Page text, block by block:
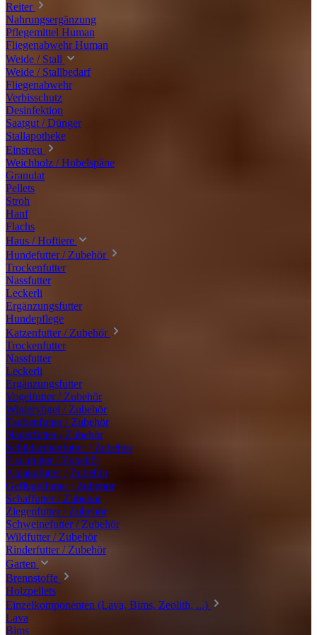
Reiter
Nahrungsergänzung
Pflegemittel Human
Fliegenabwehr Human
Weide / Stall
Weide / Stallbedarf
Fliegenabwehr
Verbisschutz
Desinfektion
Saatgut / Dünger
Stallapotheke
Einstreu
Weichholz / Hobelspäne
Granulat
Pellets
Stroh
Hanf
Flachs
Haus / Hoftiere
Hundefutter / Zubehör
Trockenfutter
Nassfutter
Leckerli
Ergänzungsfutter
Hundepflege
Katzenfutter / Zubehör
Trockenfutter
Nassfutter
Leckerli
Ergänzungsfutter
Vogelfutter / Zubehör
Wintervögel / Zubehör
Taubenfutter / Zubehör
Nagerfutter / Zubehör
Schildkrötenfutter / Zubehör
Fischfutter / Zubehör
Alpakafutter / Zubehör
Geflügelfutter / Zubehör
Schaffutter / Zubehör
Ziegenfutter / Zubehör
Schweinefutter / Zubehör
Wildfutter / Zubehör
Rinderfutter / Zubehör
Garten
Brennstoffe
Holzpellets
Einzelkomponenten (Lava, Bims, Zeolith, ...)
Lava
Bims